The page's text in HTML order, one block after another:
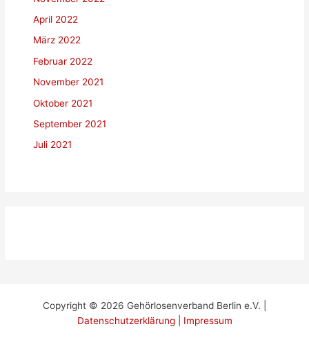
April 2022
März 2022
Februar 2022
November 2021
Oktober 2021
September 2021
Juli 2021
Copyright © 2026 Gehörlosenverband Berlin e.V. |
Datenschutzerklärung| Impressum